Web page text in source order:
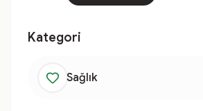
Kategori
Sağlık